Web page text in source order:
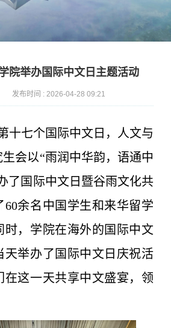
院举办国际中文日主题活动
发布时间 : 2026-04-28 09:21
十七个国际中文日，人文与
会以“雨润中华韵，语通中
了国际中文日暨谷雨文化共
60余名 中国学生和来华留学
时，学院在海外的国际中文
天举办了国际中文日庆祝活
在这一天共享中文盛宴，领